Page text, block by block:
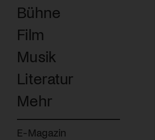
Bühne
Film
Musik
Literatur
Mehr
E-Magazin